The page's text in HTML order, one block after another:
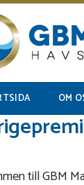
OM
till GBM